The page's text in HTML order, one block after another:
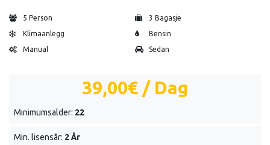
5 Person
3 Bagasje
Klimaanlegg
Bensin
Manual
Sedan
39,00€/ Dag
Minimumsalder: 22
Min. lisensår: 2 År